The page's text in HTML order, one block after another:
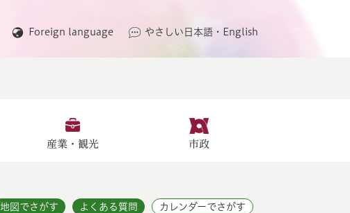
Foreign language やさしい日本語・English
産業・観光 市政
地図でさがす よくある質問 カレンダーでさがす